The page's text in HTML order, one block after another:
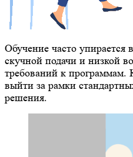
Обучение часто
скучной подачи и низкой
требований к программам.
выйти за рамки
решения.